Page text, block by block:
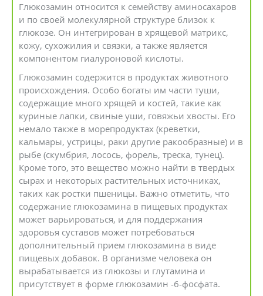
Глюкозамин относится к семейству аминосахаров
и по своей молекулярной структуре близок к
глюкозе. Он интегрирован в хрящевой матрикс,
кожу, сухожилия и связки, а также является
компонентом гиалуроновой кислоты.
Глюкозамин содержится в продуктах животного
происхождения. Особо богаты им части туши,
содержащие много хрящей и костей, такие как
куриные лапки, свиные уши, говяжьи хвосты. Его
немало также в морепродуктах (креветки,
кальмары, устрицы, раки другие ракообразные) и в
рыбе (скумбрия, лосось, форель, треска, тунец).
Кроме того, это вещество можно найти в твердых
сырах и некоторых растительных источниках,
таких как ростки пшеницы. Важно отметить, что
содержание глюкозамина в пищевых продуктах
может варьироваться, и для поддержания
здоровья суставов может потребоваться
дополнительный прием глюкозамина в виде
пищевых добавок. В организме человека он
вырабатывается из глюкозы и глутамина и
присутствует в форме глюкозамин -6-фосфата.